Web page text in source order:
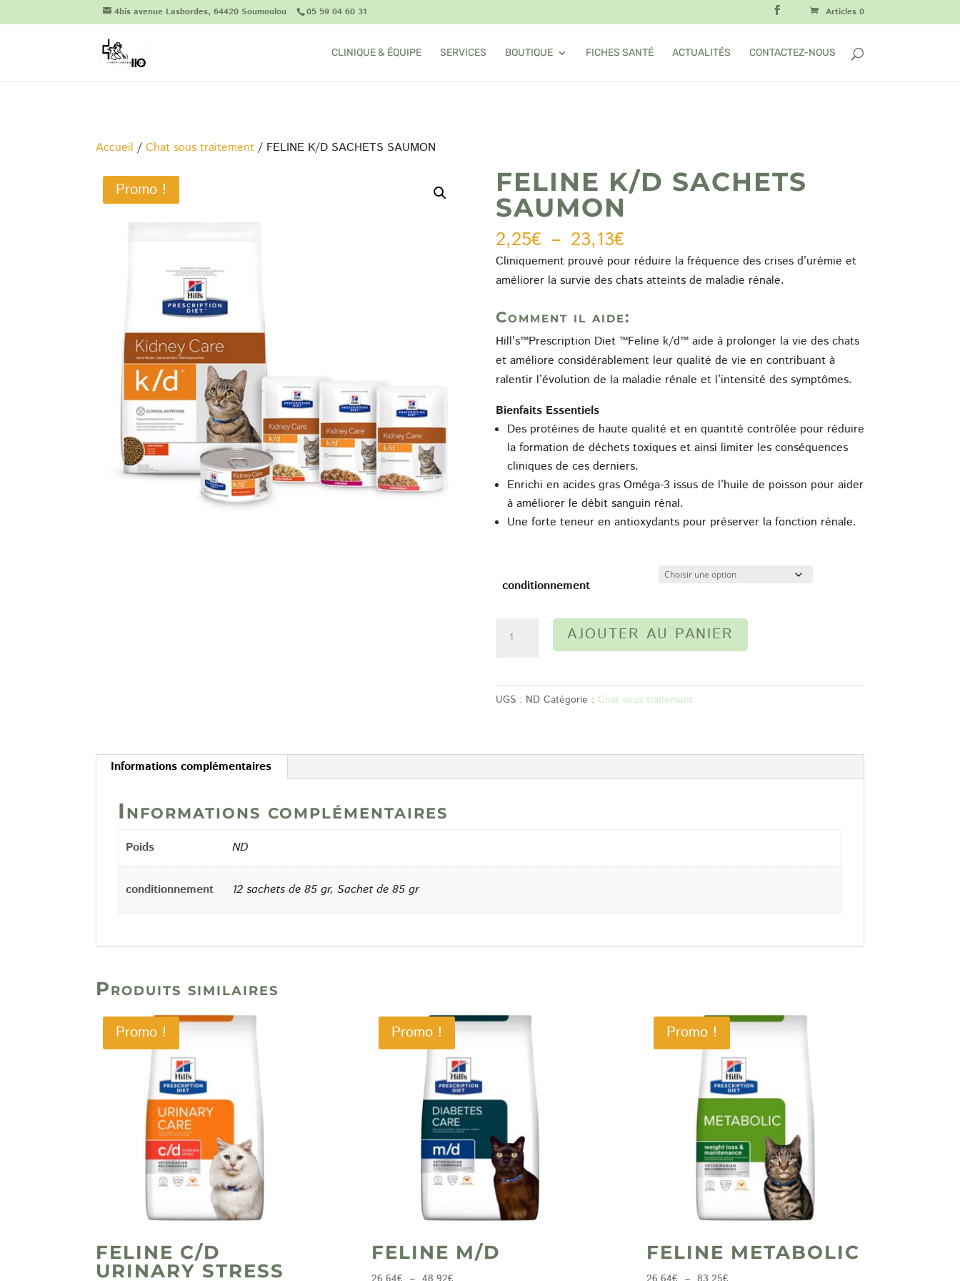
4bis avenue Lasbordes, 64420 Soumoulou 05 59 04 60 31 Articles 0
CLINIQUE & ÉQUIPE SERVICES BOUTIQUE FICHES SANTÉ ACTUALITÉS CONTACTEZ-NOUS
Accueil /Chat sous traitement / FELINE K/D SACHETS SAUMON
Promo !
FELINE K/D SACHETS
SAUMON
2,25€ – 23,13€Plage
de
prix :
à
23,13€
Cliniquement prouvé pour réduire la fréquence des crises d’urémie et
améliorer la survie des chats atteints de maladie rénale.
Comment il aide:
Hill’s™Prescription Diet™Feline k/d™ aide à prolonger la vie des chats
et améliore considérablement leur qualité de vie en contribuant à
ralentir l’évolution de la maladie rénale et l’intensité des symptômes.
Bienfaits Essentiels
Des protéines de haute qualité et en quantité contrôlée pour réduire
la formation de déchets toxiques et ainsi limiter les conséquences
cliniques de ces derniers.
Enrichi en acides gras Oméga-3 issus de l’huile de poisson pour aider
à améliorer le débit sanguin rénal.
Une forte teneur en antioxydants pour préserver la fonction rénale.
conditionnement
K/D
SACHETS
AJOUTER AU PANIER
UGS : ND Catégorie : Chat sous traitement
Informations complémentaires
Informations complémentaires
Poids ND
conditionnement 12 sachets de 85 gr, Sachet de 85 gr
Produits similaires
Promo !
FELINE C/D
URINARY STRESS
Promo !
FELINE M/D
Plage
Promo !
FELINE METABOLIC
Plage